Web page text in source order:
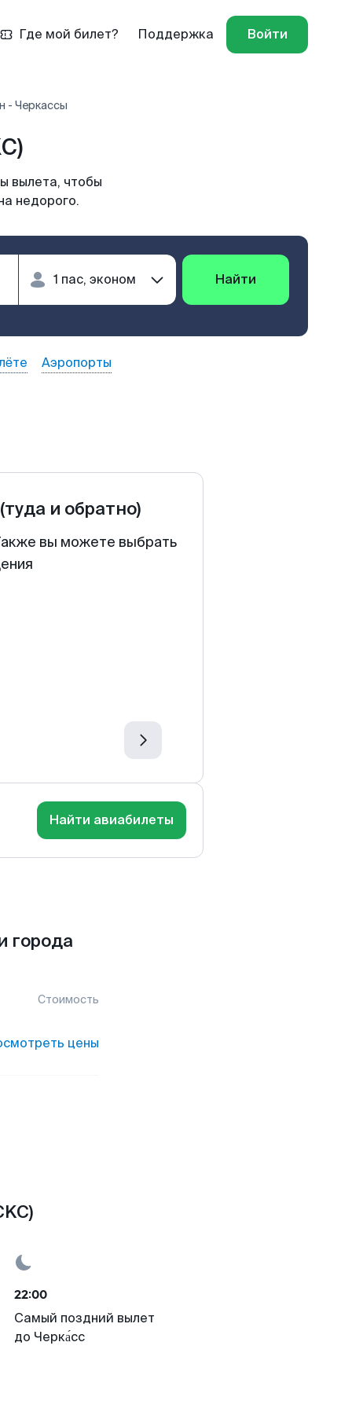
Где мой билет? Поддержка Войти
- Черкассы
вылета, чтобы
недорого.
Найти
Аэропорты
(туда и обратно)
вы можете выбрать
Найти авиабилеты
города
Стоимость
цены
22:00
Самый поздний вылет
до Черка́сс